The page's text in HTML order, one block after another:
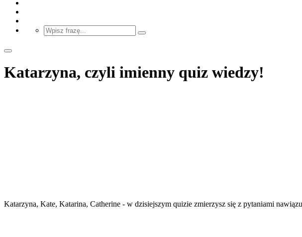
Katarzyna, czyli imienny quiz wiedzy!
Katarzyna, Kate, Katarina, Catherine - w dzisiejszym quizie zmierzysz się z pytaniami